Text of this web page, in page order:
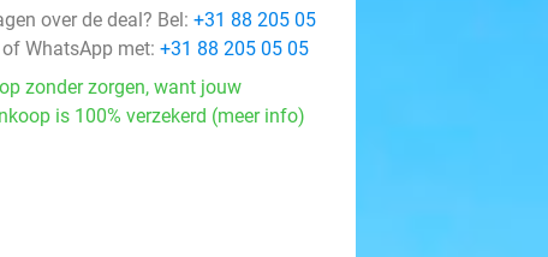
over de deal? Bel: +31 88 205 05
of WhatsApp met: +31 88 205 05 05
zonder zorgen, want jouw
is 100% verzekerd (meer info)